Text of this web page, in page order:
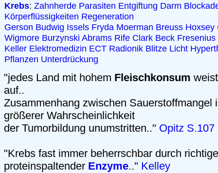
Krebs: Zahnherde Parasiten Entgiftung Darm
Körperflüssigkeiten Regeneration
Gerson Budwig Issels Fryda Moerman Breuss Hoxsey
Wigmore Burzynski Abrams Rife Clark Beck Fresenius
Keller Elektromedizin ECT Radionik Blitze Licht
Pflanzen Unterdrückung
"jedes Land mit hohem Fleischkonsum
auf..
Zusammenhang zwischen Sauerstoffmangel
größerer Wahrscheinlichkeit
der Tumorbildung unumstritten.." Opitz S.107
"Krebs fast immer beherrschbar durch
proteinspaltender Enzyme.." Kelley